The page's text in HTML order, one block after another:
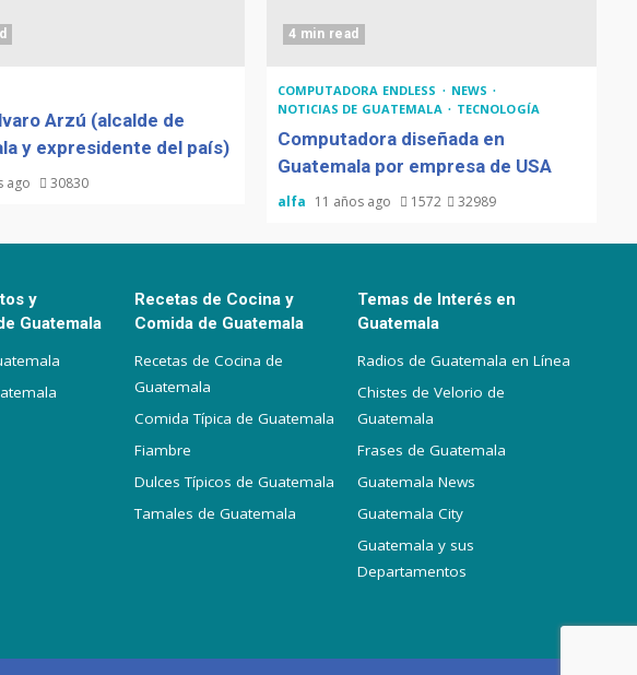
Arzú (alcalde de
y expresidente del país)
ago 30830
4 min read
COMPUTADORA ENDLESS
NEWS
NOTICIAS DE GUATEMALA
TECNOLOGÍA
Computadora diseñada en
Guatemala por empresa de USA
alfa 11 años ago 1572 32989
y
Guatemala
Recetas de Cocina y
Comida de Guatemala
Recetas de Cocina de
Guatemala
Comida Típica de Guatemala
Fiambre
Dulces Típicos de Guatemala
Tamales de Guatemala
Temas de Interés en
Guatemala
Radios de Guatemala en Línea
Chistes de Velorio de
Guatemala
Frases de Guatemala
Guatemala News
Guatemala City
Guatemala y sus
Departamentos